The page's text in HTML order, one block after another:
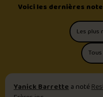
Voici les dernières
Yanick Barrettea noté